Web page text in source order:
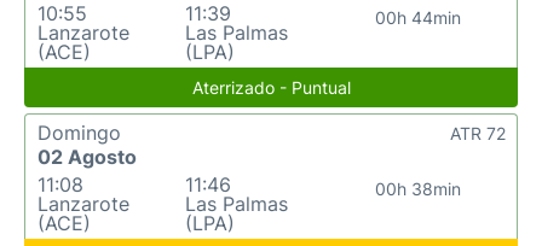
10:55
Lanzarote
(ACE)
11:39
Las Palmas
(LPA)
00h 44min
Aterrizado - Puntual
Domingo
02 Agosto
11:08
Lanzarote
(ACE)
11:46
Las Palmas
(LPA)
00h 38min
ATR 72